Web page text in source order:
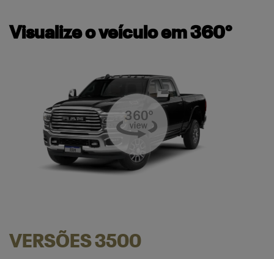
Visualize o veículo em 360°
VERSÕES 3500